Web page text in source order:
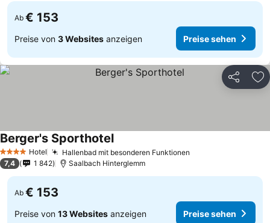
Ab € 153
Preise von 3 Websites anzeigen Preise sehen
Teilen
4 Sterne Hotel Hallenbad mit besonderen Funktionen
Berger's Sporthotel
7,4 1 842 Saalbach Hinterglemm
Ab € 153
Preise von 13 Websites anzeigen Preise sehen